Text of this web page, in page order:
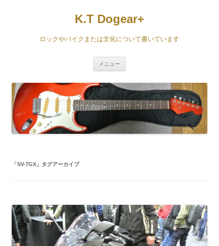
K.T Dogear+
ロックやバイクまたは文化について書いています
メニュー
「SV-7GX 」タグアーカイブ